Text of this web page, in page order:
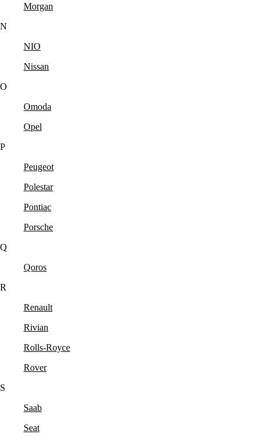
Morgan
N
NIO
Nissan
O
Omoda
Opel
P
Peugeot
Polestar
Pontiac
Porsche
Q
Qoros
R
Renault
Rivian
Rolls-Royce
Rover
S
Saab
Seat